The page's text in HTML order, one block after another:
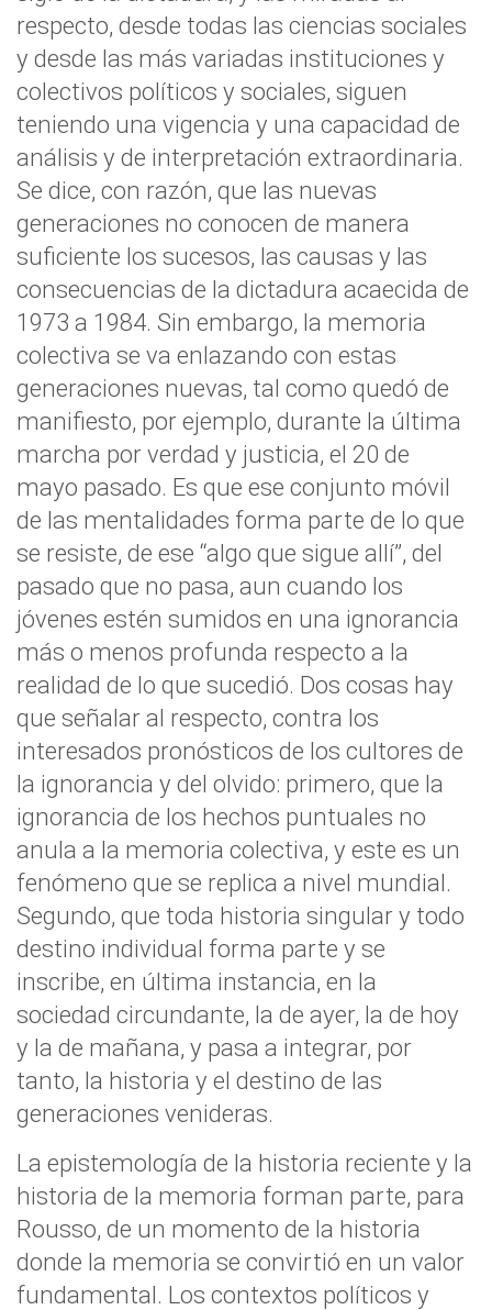
respecto, desde todas las ciencias sociales
y desde las más variadas instituciones y
colectivos políticos y sociales, siguen
teniendo una vigencia y una capacidad de
análisis y de interpretación extraordinaria.
Se dice, con razón, que las nuevas
generaciones no conocen de manera
suficiente los sucesos, las causas y las
consecuencias de la dictadura acaecida de
1973 a 1984. Sin embargo, la memoria
colectiva se va enlazando con estas
generaciones nuevas, tal como quedó de
manifiesto, por ejemplo, durante la última
marcha por verdad y justicia, el 20 de
mayo pasado. Es que ese conjunto móvil
de las mentalidades forma parte de lo que
se resiste, de ese “algo que sigue allí”, del
pasado que no pasa, aun cuando los
jóvenes estén sumidos en una ignorancia
más o menos profunda respecto a la
realidad de lo que sucedió. Dos cosas hay
que señalar al respecto, contra los
interesados pronósticos de los cultores de
la ignorancia y del olvido: primero, que la
ignorancia de los hechos puntuales no
anula a la memoria colectiva, y este es un
fenómeno que se replica a nivel mundial.
Segundo, que toda historia singular y todo
destino individual forma parte y se
inscribe, en última instancia, en la
sociedad circundante, la de ayer, la de hoy
y la de mañana, y pasa a integrar, por
tanto, la historia y el destino de las
generaciones venideras.
La epistemología de la historia reciente y la
historia de la memoria forman parte, para
Rousso, de un momento de la historia
donde la memoria se convirtió en un valor
fundamental. Los contextos políticos y